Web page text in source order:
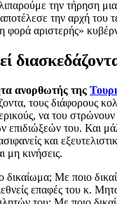
την τήρηση
την αρχή του
φορά αριστερής»
ανορθωτής της
τους διάφορους
να του στρώνουν
του. Και
και
μη κινήσεις.
δικαίωμα; Με ποιο
επαφές του κ.